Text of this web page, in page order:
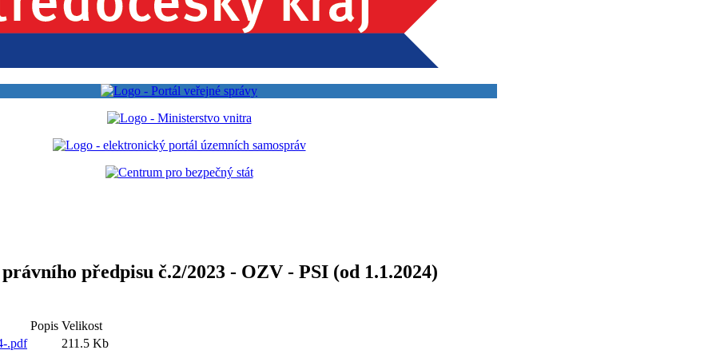
předpisu č.2/2023 - OZV - PSI (od 1.1.2024)
Popis Velikost
.pdf
211.5 Kb